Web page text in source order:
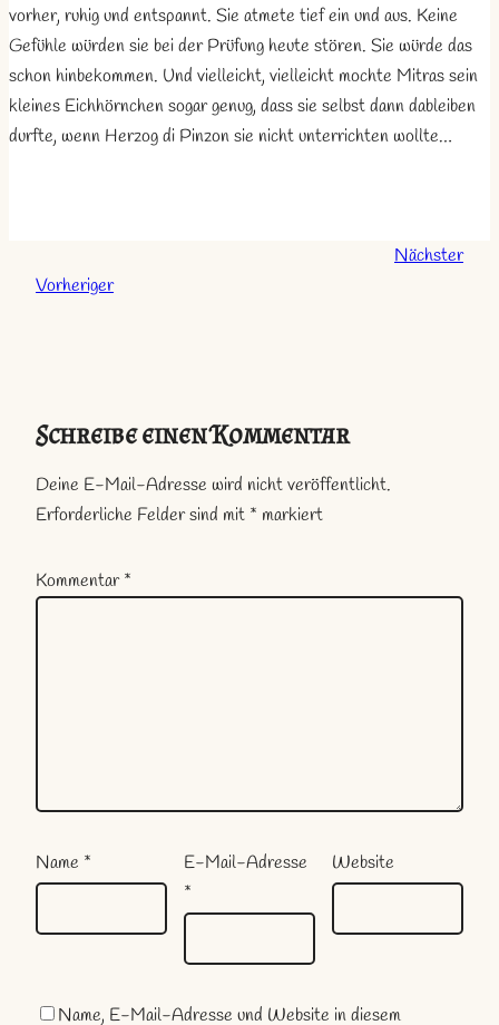
vorher, ruhig und entspannt. Sie atmete tief ein und aus. Keine
Gefühle würden sie bei der Prüfung heute stören. Sie würde das
schon hinbekommen. Und vielleicht, vielleicht mochte Mitras sein
kleines Eichhörnchen sogar genug, dass sie selbst dann dableiben
durfte, wenn Herzog di Pinzon sie nicht unterrichten wollte…
Nächster
Vorheriger
Schreibe einen Kommentar
Deine E-Mail-Adresse wird nicht veröffentlicht.
Erforderliche Felder sind mit * markiert
Kommentar*
Name *
E-Mail-Adresse
*
Website
Name, E-Mail-Adresse und Website in diesem